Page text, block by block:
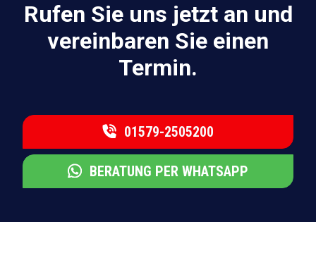
Rufen Sie uns jetzt an und
vereinbaren Sie einen
Termin.
01579-2505200
BERATUNG PER WHATSAPP